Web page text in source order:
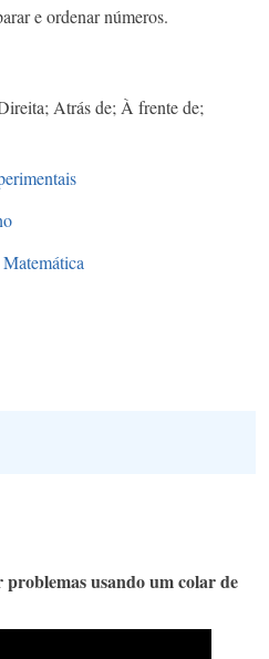
e ordenar números.
Atrás de; À frente de;
Matemática
usando um colar de